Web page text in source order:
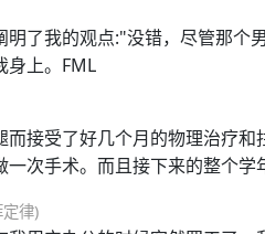
明了我的观点:"没错，尽管那个
身上。FML
而接受了好几个月的物理治疗
一次手术。而且接下来的整个
律)